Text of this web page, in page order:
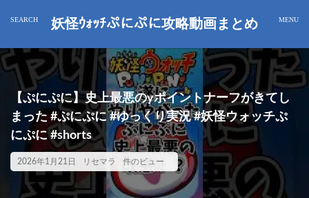
妖怪ｳｫｯﾁぷにぷに攻略動画まとめ
【ぷにぷに】史上最悪のyポイントナーフがきてし
まった #ぷにぷに #ゆっくり実況 #妖怪ウォッチぷ
にぷに #shorts
2026年1月21日 リセマラ 件のビュー